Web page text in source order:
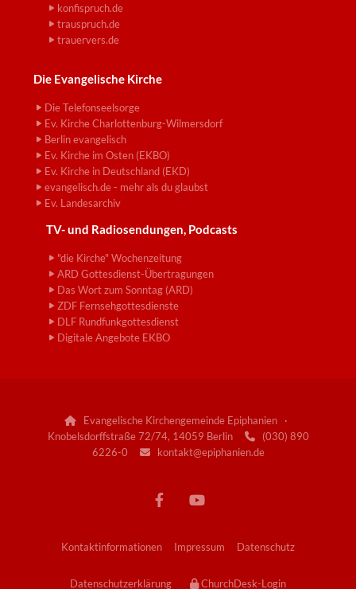
konfispruch.de
trauspruch.de
trauervers.de
Die Evangelische Kirche
Die Telefonseelsorge
Ev. Kirche Charlottenburg-Wilmersdorf
Berlin evangelisch
Ev. Kirche im Osten (EKBO)
Ev. Kirche in Deutschland (EKD)
evangelisch.de - mehr als du glaubst
Ev. Landesarchiv
TV- und Radiosendungen, Podcasts
"die Kirche" Wochenzeitung
ARD Gottesdienst-Übertragungen
Das Wort zum Sonntag (ARD)
ZDF Fernsehgottesdienste
DLF Rundfunkgottesdienst
Digitale Angebote EKBO
Evangelische Kirchengemeinde Epiphanien ·
Knobelsdorffstraße 72/74, 14059 Berlin
(030) 890
6226-0
kontakt@epiphanien.de
Kontaktinformationen Impressum Datenschutz
Datenschutzerklärung ChurchDesk-Login